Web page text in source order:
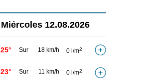
Miércoles 12.08.2026
25° Sur 18 km/h 0 l/m2
23° Sur 11 km/h 0 l/m2